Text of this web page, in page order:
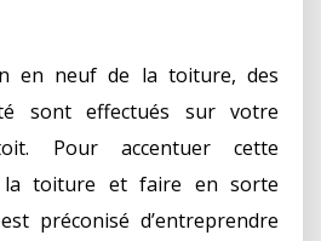
en neuf de la toiture, des
sont effectués sur votre
Pour accentuer cette
la toiture et faire en sorte
préconisé d’entreprendre